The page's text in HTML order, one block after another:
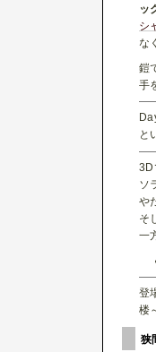
ッ
シ
な
鎧
手
と
3D
ソ
や
そ
一
登
楼
狭